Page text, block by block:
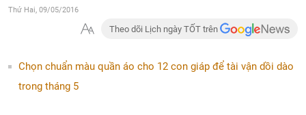
Thứ Hai, 09/05/2016
Theo dõi Lịch ngày TỐT trên
Chọn chuẩn màu quần áo cho 12 con giáp để tài vận dồi dào
trong tháng 5